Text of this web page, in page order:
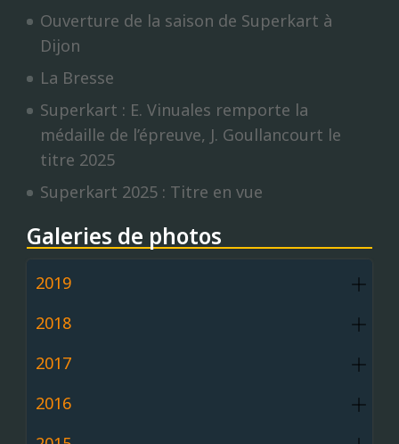
Ouverture de la saison de Superkart à
Dijon
La Bresse
Superkart : E. Vinuales remporte la
médaille de l’épreuve, J. Goullancourt le
titre 2025
Superkart 2025 : Titre en vue
Galeries de photos
2019
2018
2017
2016